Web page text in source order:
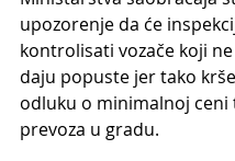
upozorenje da će
kontrolisati vozače koji
daju popuste jer tako
odluku o minimalnoj ceni
prevoza u gradu.